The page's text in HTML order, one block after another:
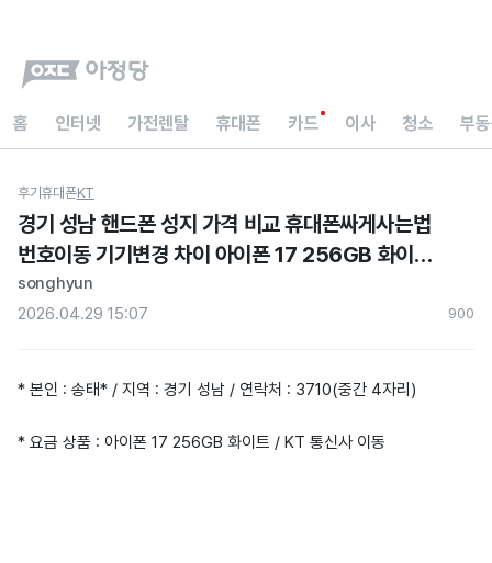
홈 인터넷 가전렌탈 휴대폰 카드 이사 청소 부
후기휴대폰KT
경기 성남 핸드폰 성지 가격 비교 휴대폰싸게사는법
번호이동 기기변경 차이 아이폰 17 256GB 화이트
개통 지원금 지급 후기
songhyun
2026.04.29 15:07
900
* 본인 : 송태* / 지역 : 경기 성남 / 연락처 : 3710(중간 4자리)
* 요금 상품 : 아이폰 17 256GB 화이트 / KT 통신사 이동